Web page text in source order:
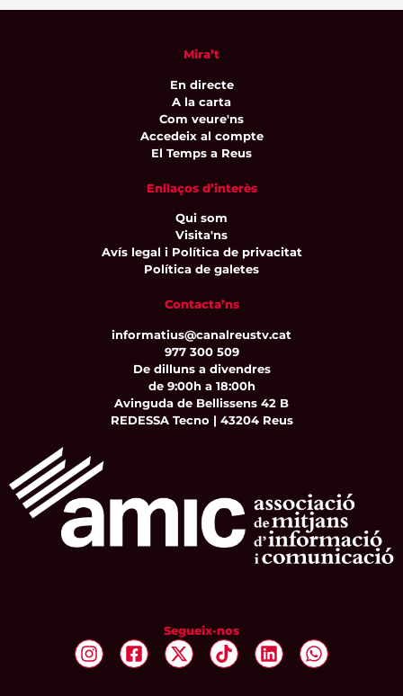
Mira’t
En directe
A la carta
Com veure'ns
Accedeix al compte
El Temps a Reus
Enllaços d’interès
Qui som
Visita'ns
Avís legal i Política de privacitat
Política de galetes
Contacta’ns
informatius@canalreustv.cat
977 300 509
De dilluns a divendres
de 9:00h a 18:00h
Avinguda de Bellissens 42 B
REDESSA Tecno | 43204 Reus
Segueix-nos